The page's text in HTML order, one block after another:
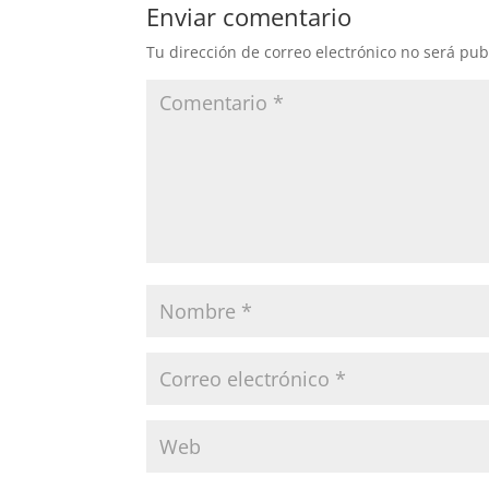
Enviar comentario
Tu dirección de correo electrónico no será